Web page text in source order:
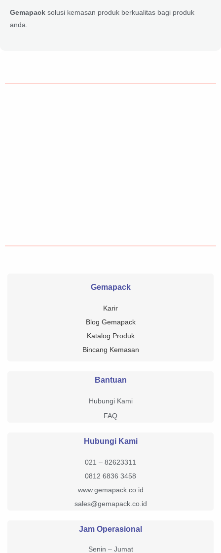
Gemapack solusi kemasan produk berkualitas bagi produk
anda.
Gemapack
Karir
Blog Gemapack
Katalog Produk
Bincang Kemasan
Bantuan
Hubungi Kami
FAQ
Hubungi Kami
021 – 82623311
0812 6836 3458
www.gemapack.co.id
sales@gemapack.co.id
Jam Operasional
Senin – Jumat